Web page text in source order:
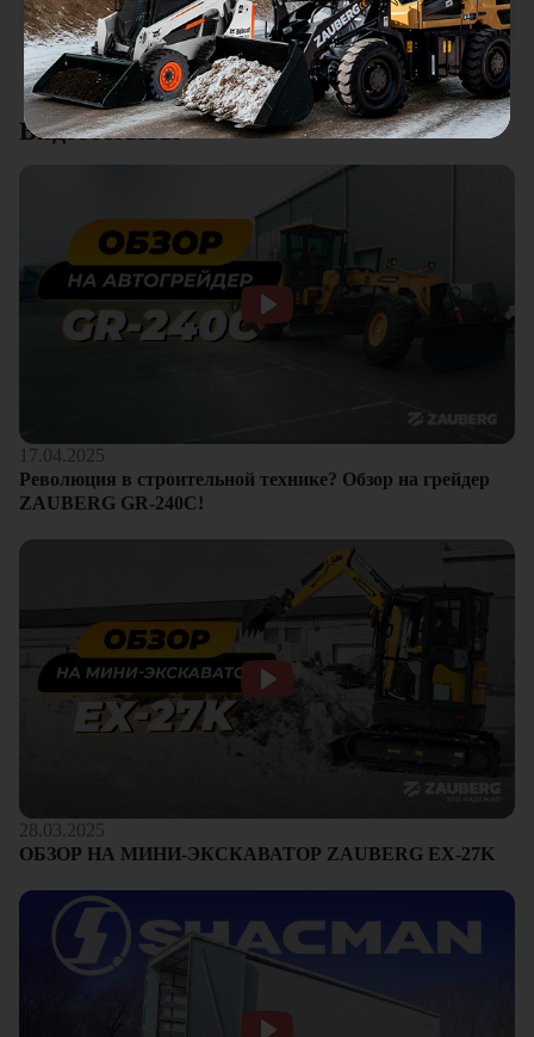
Смотреть все отзывы
клиентам.
Видеоотзывы
17.04.2025
Революция в строительной технике? Обзор на грейдер
ZAUBERG GR-240C!
28.03.2025
ОБЗОР НА МИНИ-ЭКСКАВАТОР ZAUBERG EX-27K